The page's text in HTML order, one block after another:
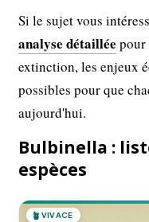
Si le sujet vous
analyse détaillée pour
extinction, les enjeux
possibles pour que
aujourd'hui.
Bulbinella :
espèces
🪴 VIVACE